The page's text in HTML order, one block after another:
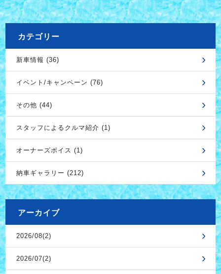
カテゴリー
新車情報 (36)
イベント/キャンペーン (76)
その他 (44)
スタッフによるクルマ紹介 (1)
オーナーズボイス (1)
納車ギャラリー (212)
アーカイブ
2026/08(2)
2026/07(2)